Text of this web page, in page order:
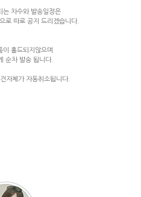
는 차수와 발송일정은
로 따로 공지 드리겠습니다.
이 홀드되지않으며
순차 발송 됩니다.
자체가 자동취소됩니다.